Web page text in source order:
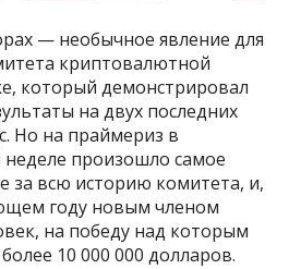
— необычное явление для
криптовалютной
который демонстрировал
на двух последних
Но на праймериз в
произошло самое
за всю историю комитета, и,
году новым членом
на победу над которым
10 000 000 долларов.